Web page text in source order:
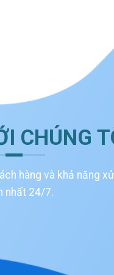
CHÚNG
hàng và khả năng
nhất 24/7.